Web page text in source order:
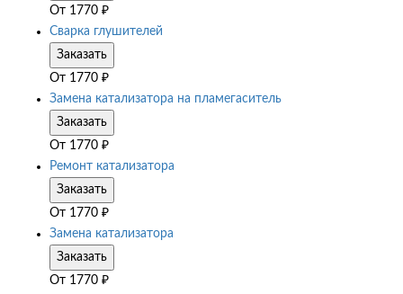
От 1770 ₽
Сварка глушителей
Заказать
От 1770 ₽
Замена катализатора на пламегаситель
Заказать
От 1770 ₽
Ремонт катализатора
Заказать
От 1770 ₽
Замена катализатора
Заказать
От 1770 ₽